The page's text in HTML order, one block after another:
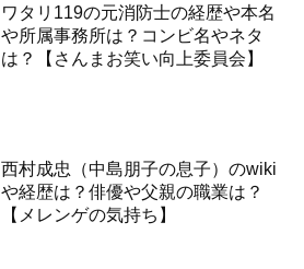
ワタリ119の元消防士の経歴や本名
や所属事務所は？コンビ名やネタ
は？【さんまお笑い向上委員会】
西村成忠（中島朋子の息子）のwiki
や経歴は？俳優や父親の職業は？
【メレンゲの気持ち】